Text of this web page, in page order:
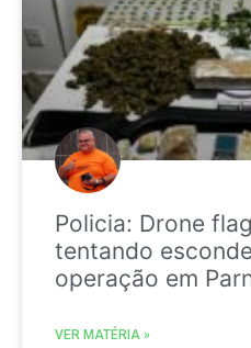
Policia: Drone
tentando
operação em
VER MATÉRIA »